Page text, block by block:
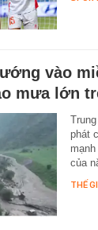
vào
mưa lớn
phát
của
THẾ